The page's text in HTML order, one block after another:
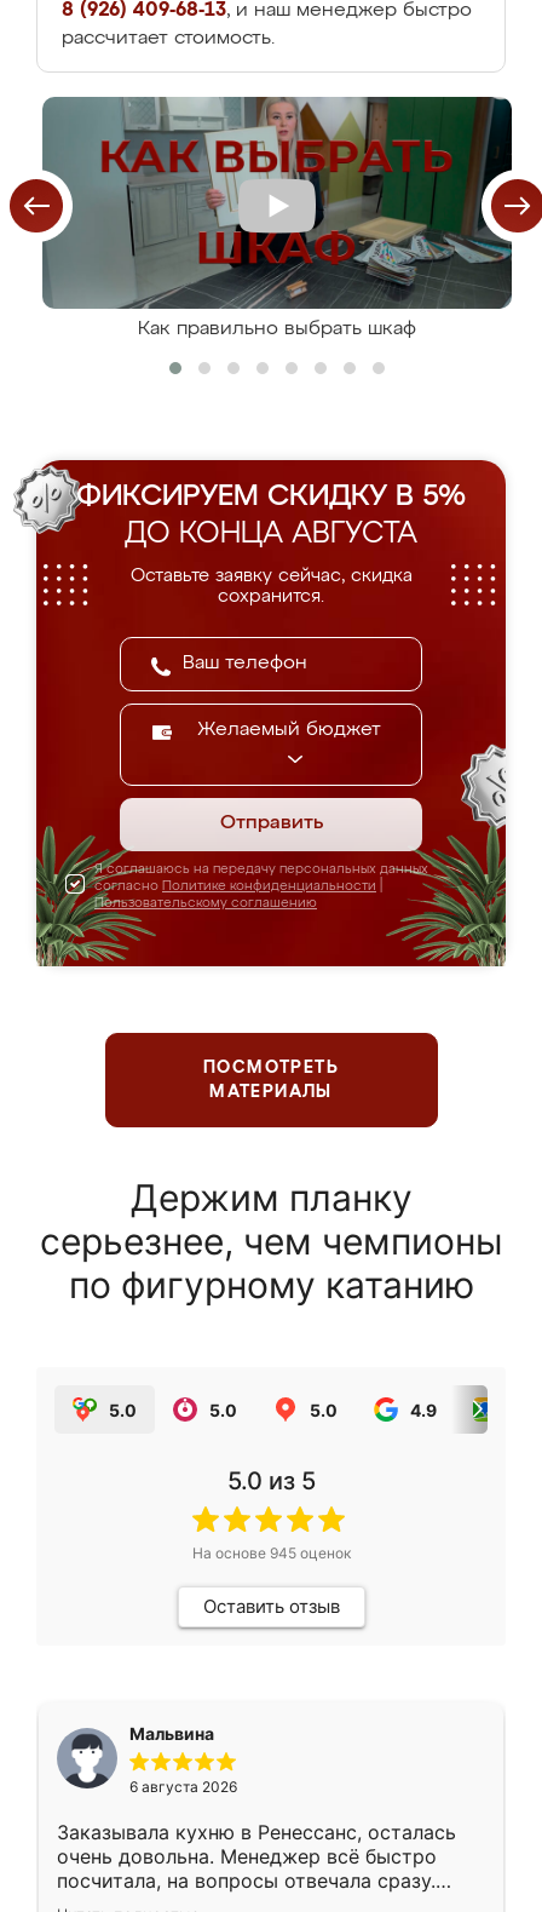
8 (926) 409-68-13, и наш менеджер быстро
рассчитает стоимость.
Как правильно выбрать шкаф
ФИКСИРУЕМ СКИДКУ В 5%
ДО КОНЦА АВГУСТА
Оставьте заявку сейчас, скидка
сохранится.
Желаемый бюджет
Отправить
Я соглашаюсь на передачу персональных данных
согласно Политике конфиденциальности
Пользовательскому соглашению
ПОСМОТРЕТЬ
МАТЕРИАЛЫ
Держим планку
серьезнее, чем чемпионы
по фигурному катанию
5.0 5.0 5.0 4.9
5.0 из 5
На основе 945оценок
Оставить отзыв
Мальвина
6 августа 2026
Заказывала кухню в Ренессанс, осталась
очень довольна. Менеджер всё быстро
посчитала, на вопросы отвечала сразу.
Замерщик приехал в субботу, подошёл к